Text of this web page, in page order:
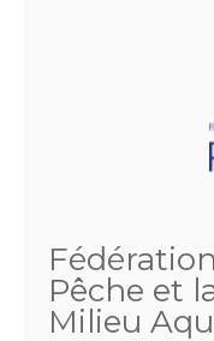
Pêche et
Milieu